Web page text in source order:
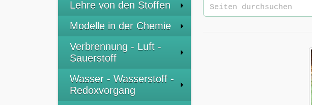
Lehre von den Stoffen
Modelle in der Chemie
Verbrennung - Luft -
Sauerstoff
Wasser - Wasserstoff -
Redoxvorgang